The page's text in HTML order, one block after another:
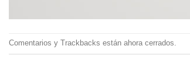
Comentarios y Trackbacks están ahora cerrados.